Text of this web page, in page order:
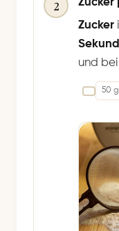
2
Zucker
Zucker
und
50